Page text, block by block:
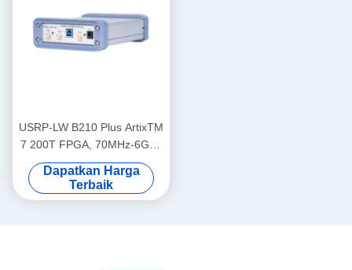
USRP-LW B210 Plus ArtixTM
7 200T FPGA, 70MHz-6GHz
Frequency Range, 56MHz
Bandwidth, 2T2R, USRP
SDR
Dapatkan Harga
Terbaik